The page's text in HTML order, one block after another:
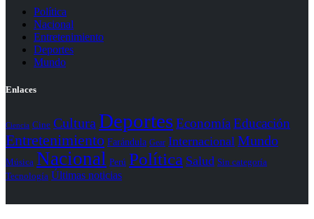
Política
Nacional
Entretenimiento
Deportes
Mundo
Enlaces
Ciencia Cine Cultura DeportesEconomía Educación
Entretenimiento Farándula Gear Internacional Mundo
Música Nacional Perú Política Salud Sin categoría
Tecnología Últimas noticias